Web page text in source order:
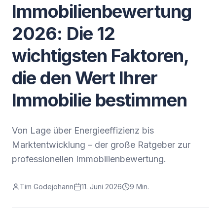
Immobilienbewertung
2026: Die 12
wichtigsten Faktoren,
die den Wert Ihrer
Immobilie bestimmen
Von Lage über Energieeffizienz bis
Marktentwicklung – der große Ratgeber zur
professionellen Immobilienbewertung.
Tim Godejohann 11. Juni 2026 9 Min.